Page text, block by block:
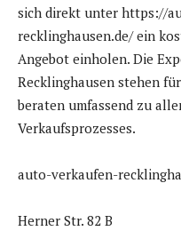
sich direkt unter https://
recklinghausen.de/ ein
Angebot einholen. Die
Recklinghausen stehen
beraten umfassend zu
Verkaufsprozesses.
auto-verkaufen-
Herner Str. 82 B